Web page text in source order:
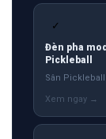
✓
Đèn pha
Pickleball
Sân